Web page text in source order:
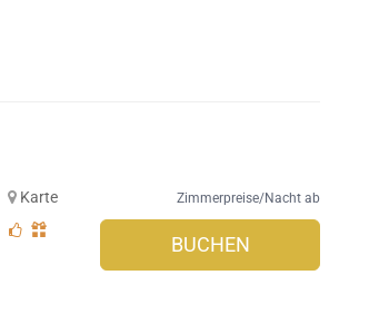
Karte
Zimmerpreise/Nacht ab
BUCHEN